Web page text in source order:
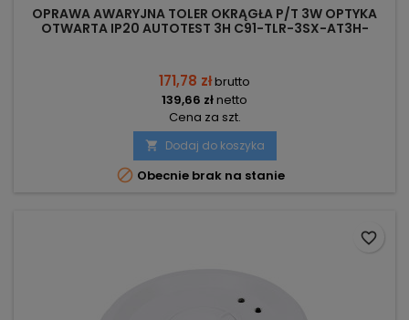
OPRAWA AWARYJNA TOLER OKRĄGŁA P/T 3W OPTYKA
OTWARTA IP20 AUTOTEST 3H C91-TLR-3SX-AT3H-
171,78 złbrutto
139,66 złnetto
Cena za szt.
 Dodaj do koszyka
 Obecnie brak na stanie
favorite_border